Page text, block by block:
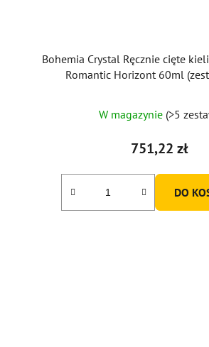
Bohemia Crystal Ręcznie cięte
Romantic Horizont 60ml
W magazynie (>5
751,22 zł
DO